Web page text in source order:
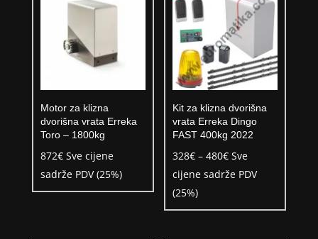
Motor za klizna
dvorišna vrata Erreka
Toro – 1800kg
872€ Sve cijene
sadrže PDV (25%)
Kit za klizna dvorišna
vrata Erreka Dingo
FAST 400kg 2022
328€ – 480€Raspon
cijena:
328€
Sve
cijene sadrže PDV
(25%)